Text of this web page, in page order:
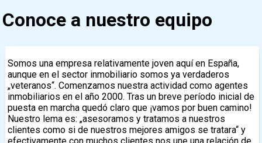
Conoce a nuestro equipo
Somos una empresa relativamente joven aquí en España,
aunque en el sector inmobiliario somos ya verdaderos
„veteranos“. Comenzamos nuestra actividad como agentes
inmobiliarios en el año 2000. Tras un breve período inicial de
puesta en marcha quedó claro que ¡vamos por buen camino!
Nuestro lema es: „asesoramos y tratamos a nuestros
clientes como si de nuestros mejores amigos se tratara“ y